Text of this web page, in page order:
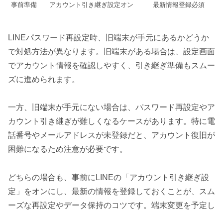
事前準備 アカウント引き継ぎ設定オン 最新情報登録必須
LINEパスワード再設定時、旧端末が手元にあるかどうか
で対処方法が異なります。旧端末がある場合は、設定画面
でアカウント情報を確認しやすく、引き継ぎ準備もスムー
ズに進められます。
一方、旧端末が手元にない場合は、パスワード再設定やア
カウント引き継ぎが難しくなるケースがあります。特に電
話番号やメールアドレスが未登録だと、アカウント復旧が
困難になるため注意が必要です。
どちらの場合も、事前にLINEの「アカウント引き継ぎ設
定」をオンにし、最新の情報を登録しておくことが、スム
ーズな再設定やデータ保持のコツです。端末変更を予定し